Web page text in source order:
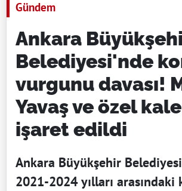
Gündem
Ankara
Belediyesi'nde
vurgunu davası!
Yavaş ve özel
işaret edildi
Ankara Büyükşehir
2021-2024 yılları arasındaki